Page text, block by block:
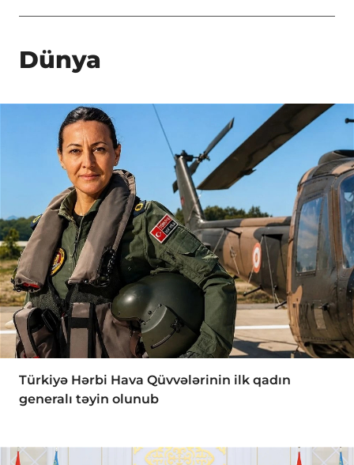
Dünya
Türkiyə Hərbi Hava Qüvvələrinin ilk qadın
generalı təyin olunub